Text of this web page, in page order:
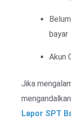
bayar
Akun
Jika
Lapor SPT